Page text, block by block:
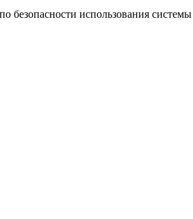
безопасности использования